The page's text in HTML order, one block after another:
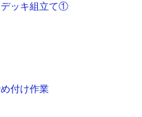
ッキ組立て①
付け作業